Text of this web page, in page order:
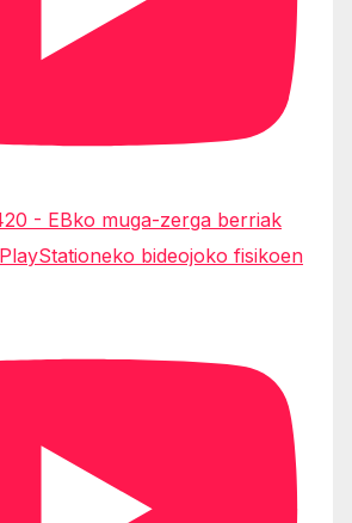
- EBko muga-zerga berriak
bideojoko fisikoen